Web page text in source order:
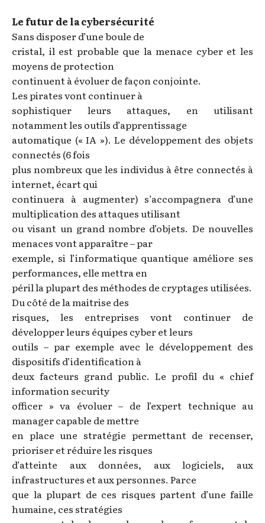
Le futur de la cybersécurité
Sans disposer d’une boule de
cristal, il est probable que la menace cyber et les
moyens de protection
continuent à évoluer de façon conjointe.
Les pirates vont continuer à
sophistiquer leurs attaques, en utilisant
notamment les outils d’apprentissage
automatique (« IA »). Le développement des objets
connectés (6 fois
plus nombreux que les individus à être connectés à
internet, écart qui
continuera à augmenter) s’accompagnera d’une
multiplication des attaques utilisant
ou visant un grand nombre d’objets. De nouvelles
menaces vont apparaître – par
exemple, si l’informatique quantique améliore ses
performances, elle mettra en
péril la plupart des méthodes de cryptages utilisées.
Du côté de la maitrise des
risques, les entreprises vont continuer de
développer leurs équipes cyber et leurs
outils – par exemple avec le développement des
dispositifs d’identification à
deux facteurs grand public. Le profil du « chief
information security
officer » va évoluer – de l’expert technique au
manager capable de mettre
en place une stratégie permettant de recenser,
prioriser et réduire les risques
d’atteinte aux données, aux logiciels, aux
infrastructures et aux personnes. Parce
que la plupart de ces risques partent d’une faille
humaine, ces stratégies